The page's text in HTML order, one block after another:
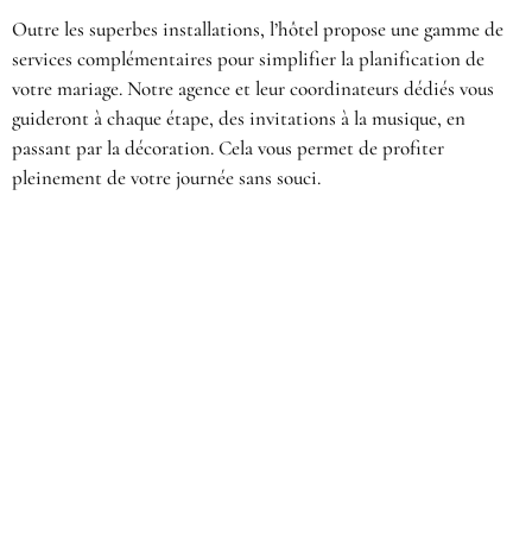
Outre les superbes installations, l’hôtel propose une gamme de
services complémentaires pour simplifier la planification de
votre mariage. Notre agence et leur coordinateurs dédiés vous
guideront à chaque étape, des invitations à la musique, en
passant par la décoration. Cela vous permet de profiter
pleinement de votre journée sans souci.